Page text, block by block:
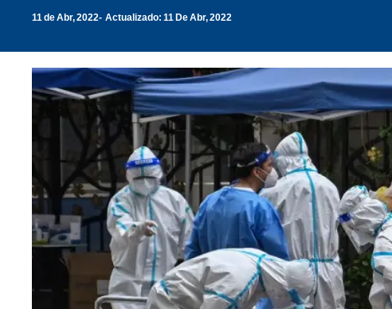
11 de Abr, 2022 Actualizado: 11 De Abr, 2022